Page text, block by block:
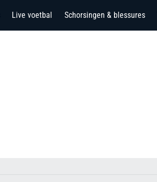
Live voetbal Schorsingen & blessures